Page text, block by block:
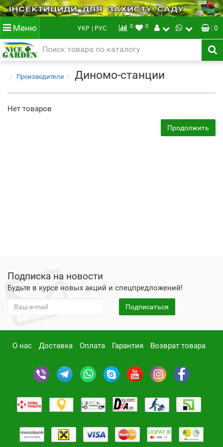
Меню УКР | РУС 0 0 : 0
Производители Диномо-станции
Нет товаров
Продолжить
Подписка на новости
Будьте в курсе новых акций и спецпредложений!
Подписаться
О нас Доставка Оплата Гарантия Возврат товара